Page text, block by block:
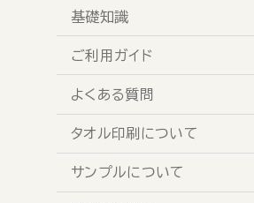
基礎知識
ご利用ガイド
よくある質問
タオル印刷について
サンプルについて